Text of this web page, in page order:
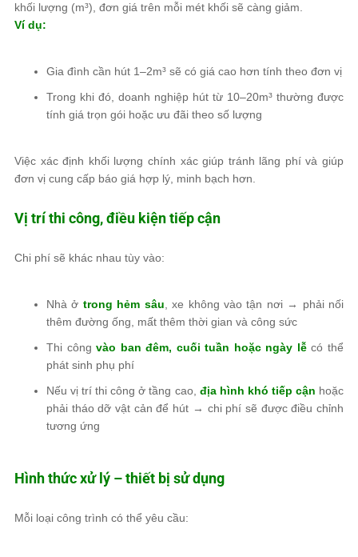
khối lượng (m³), đơn giá trên mỗi mét khối sẽ càng giảm.
Ví dụ:
Gia đình cần hút 1–2m³ sẽ có giá cao hơn tính theo đơn vị
Trong khi đó, doanh nghiệp hút từ 10–20m³ thường được
tính giá trọn gói hoặc ưu đãi theo số lượng
Việc xác định khối lượng chính xác giúp tránh lãng phí và giúp
đơn vị cung cấp báo giá hợp lý, minh bạch hơn.
Vị trí thi công, điều kiện tiếp cận
Chi phí sẽ khác nhau tùy vào:
Nhà ở trong hẻm sâu , xe không vào tận nơi → phải nối
thêm đường ống, mất thêm thời gian và công sức
Thi côngvào ban đêm, cuối tuần hoặc ngày lễcó thể
phát sinh phụ phí
Nếu vị trí thi công ở tầng cao, địa hình khó tiếp cận hoặc
phải tháo dỡ vật cản để hút → chi phí sẽ được điều chỉnh
tương ứng
Hình thức xử lý – thiết bị sử dụng
Mỗi loại công trình có thể yêu cầu: